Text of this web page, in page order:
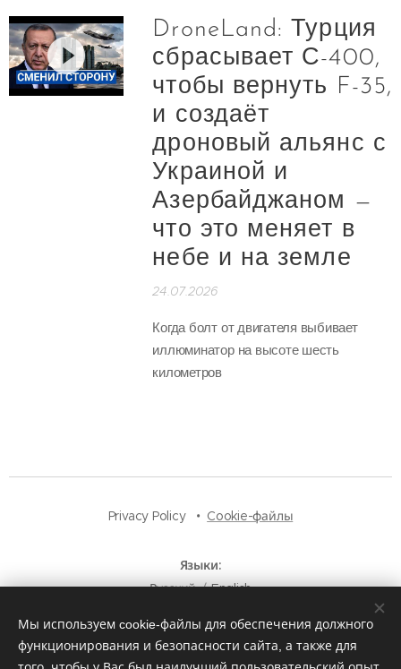
DroneLand: Турция
сбрасывает С-400,
чтобы вернуть F-35,
и создаёт
дроновый альянс с
Украиной и
Азербайджаном —
что это меняет в
небе и на земле
24.07.2026
Когда болт от двигателя выбивает
иллюминатор на высоте шесть
километров
Privacy Policy Cookie-файлы
Языки
Русский
English
Мы используем cookie-файлы для обеспечения должного
функционирования и безопасности сайта, а также для